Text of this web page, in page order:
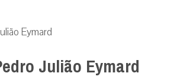
Eymard
Julião Eymard